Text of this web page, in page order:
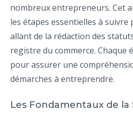
nombreux entrepreneurs. Cet
les étapes essentielles à suivre
allant de la rédaction des
registre du commerce. Chaque
pour assurer une
démarches à entreprendre.
Les Fondamentaux de la